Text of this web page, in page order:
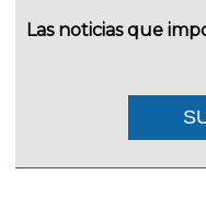
Las noticias que